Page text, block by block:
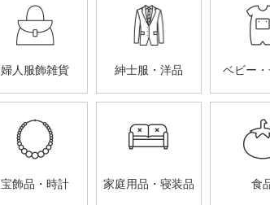
婦人服飾雑貨 紳士服・洋品 ベビー
宝飾品・時計 家庭用品・寝装品 食